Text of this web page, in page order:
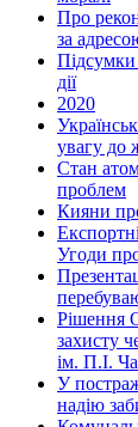
Про
за
Підсумки
дії
2020
увагу до
Стан
проблем
Кияни
Угоди
Рішення
захисту
ім. П.І.
У
надію